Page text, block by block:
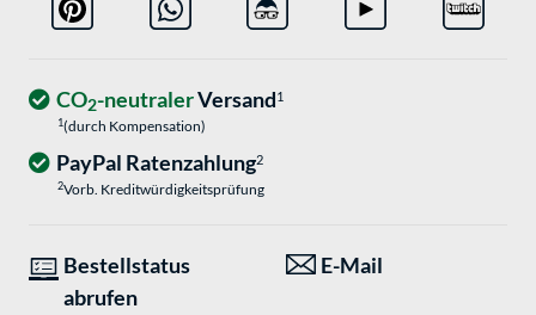
CO2-neutralerVersand1
1(durch Kompensation)
PayPal Ratenzahlung2
2Vorb. Kreditwürdigkeitsprüfung
Bestellstatus
abrufen
E-Mail